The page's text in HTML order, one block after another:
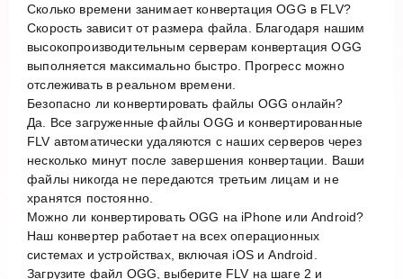
Сколько времени занимает конвертация OGG в FLV?
Скорость зависит от размера файла. Благодаря нашим
высокопроизводительным серверам конвертация OGG
выполняется максимально быстро. Прогресс можно
отслеживать в реальном времени.
Безопасно ли конвертировать файлы OGG онлайн?
Да. Все загруженные файлы OGG и конвертированные
FLV автоматически удаляются с наших серверов через
несколько минут после завершения конвертации. Ваши
файлы никогда не передаются третьим лицам и не
хранятся постоянно.
Можно ли конвертировать OGG на iPhone или Android?
Наш конвертер работает на всех операционных
системах и устройствах, включая iOS и Android.
Загрузите файл OGG, выберите FLV на шаге 2 и